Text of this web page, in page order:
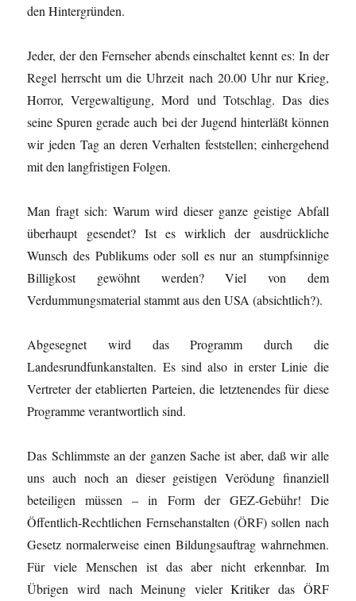
den Hintergründen.
Jeder, der den Fernseher abends einschaltet kennt es: In der
Regel herrscht um die Uhrzeit nach 20.00 Uhr nur Krieg,
Horror, Vergewaltigung, Mord und Totschlag. Das dies
seine Spuren gerade auch bei der Jugend hinterläßt können
wir jeden Tag an deren Verhalten feststellen; einhergehend
mit den langfristigen Folgen.
Man fragt sich: Warum wird dieser ganze geistige Abfall
überhaupt gesendet? Ist es wirklich der ausdrückliche
Wunsch des Publikums oder soll es nur an stumpfsinnige
Billigkost gewöhnt werden? Viel von dem
Verdummungsmaterial stammt aus den USA (absichtlich?).
Abgesegnet wird das Programm durch die
Landesrundfunkanstalten. Es sind also in erster Linie die
Vertreter der etablierten Parteien, die letztenendes für diese
Programme verantwortlich sind.
Das Schlimmste an der ganzen Sache ist aber, daß wir alle
uns auch noch an dieser geistigen Verödung finanziell
beteiligen müssen – in Form der GEZ-Gebühr! Die
Öffentlich-Rechtlichen Fernsehanstalten (ÖRF) sollen nach
Gesetz normalerweise einen Bildungsauftrag wahrnehmen.
Für viele Menschen ist das aber nicht erkennbar. Im
Übrigen wird nach Meinung vieler Kritiker das ÖRF